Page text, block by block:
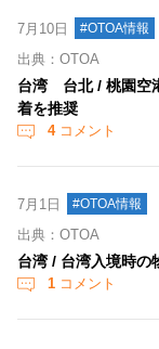
7月10日 #OTOA情報
出典：OTOA
台湾 台北 / 桃園空
着を推奨
4コメント
7月1日 #OTOA情報
出典：OTOA
台湾 / 台湾入境時の
1 コメント